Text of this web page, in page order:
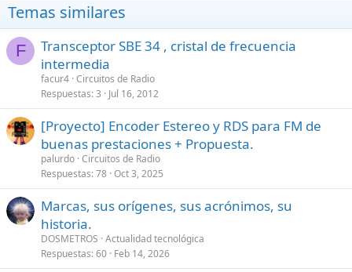
Temas similares
F
Transceptor SBE 34 , cristal de frecuencia
intermedia
facur4 Circuitos de Radio
Respuestas 3 Jul 16, 2012
[Proyecto] Encoder Estereo y RDS para FM de
buenas prestaciones + Propuesta.
palurdo Circuitos de Radio
Respuestas 78 Oct 3, 2025
Marcas, sus orígenes, sus acrónimos, su
historia.
DOSMETROS Actualidad tecnológica
Respuestas 60 Feb 14, 2026